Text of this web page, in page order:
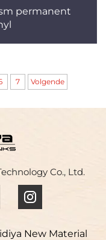
permanent
7 Volgende
Co., Ltd.
New Material